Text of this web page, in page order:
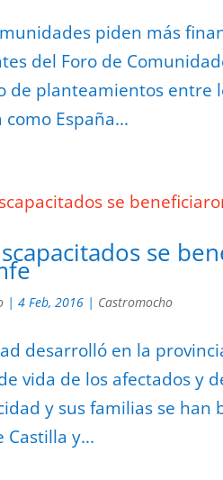
piden más
del Foro de
de planteamientos entre
como España...
se
|4 Feb, 2016 | Castromocho
desarrolló en la
vida de los afectados y
y sus familias se
Castilla y...